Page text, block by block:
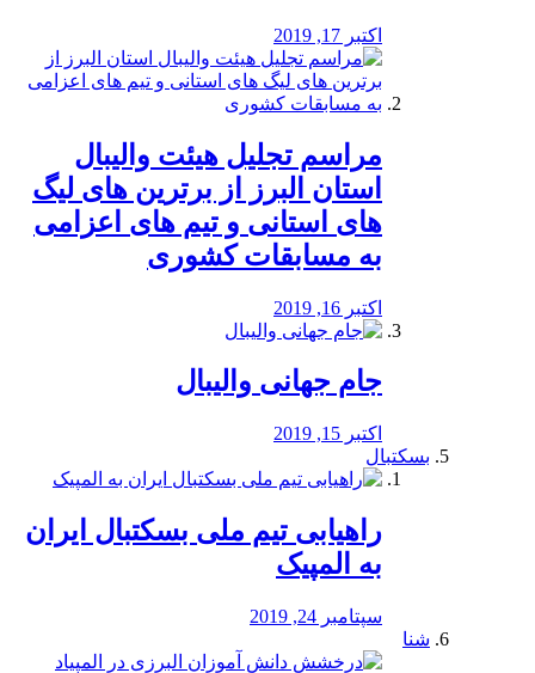
اکتبر 17, 2019
مراسم تجلیل هیئت والیبال
استان البرز از برترین های لیگ
های استانی و تیم های اعزامی
به مسابقات کشوری
اکتبر 16, 2019
جام جهانی والیبال
اکتبر 15, 2019
بسکتبال
راهیابی تیم ملی بسکتبال ایران
به المپیک
سپتامبر 24, 2019
شنا